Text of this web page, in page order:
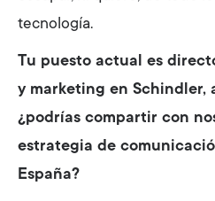
tecnología.
Tu puesto actual es
y marketing en Schindler,
¿podrías compartir con
estrategia de
España?